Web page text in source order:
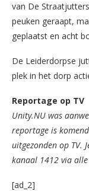
van De
peuken geraapt,
geplaatst en acht
De Leiderdorpse
plek in het dorp
Reportage op TV
Unity.NU was
reportage is
uitgezonden op TV.
kanaal 1412 via
[ad_2]